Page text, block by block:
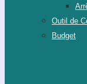
Outil de
Budget